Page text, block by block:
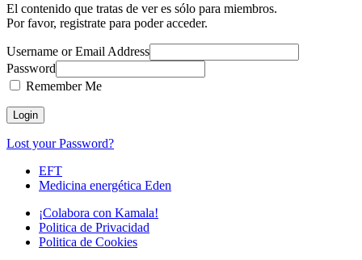
El contenido que tratas de ver es sólo para miembros.
Por favor, registrate para poder acceder.
Username or Email Address
Password
Remember Me
Lost your Password?
EFT
Medicina energética Eden
¡Colabora con Kamala!
Politica de Privacidad
Politica de Cookies